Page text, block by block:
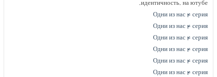
идентичность. на ютубе.
Одни из нас ۴ серия
Одни из нас ۴ серия
Одни из нас ۴ серия
Одни из нас ۴ серия
Одни из нас ۴ серия
Одни из нас ۴ серия